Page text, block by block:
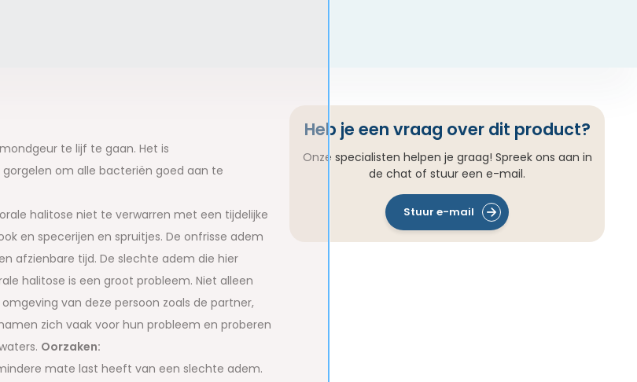
te lijf te gaan. Het is
om alle bacteriën goed aan te
halitose niet te verwarren met een tijdelijke
en specerijen en spruitjes. De onfrisse adem
afzienbare tijd. De slechte adem die hier
halitose is een groot probleem. Niet alleen
van deze persoon zoals de partner,
zich vaak voor hun probleem en proberen
Oorzaken:
mate last heeft van een slechte adem.
Heb je een vraag over dit product?
Onze specialisten helpen je graag! Spreek ons aan in
de chat of stuur een e-mail.
Stuur e-mail